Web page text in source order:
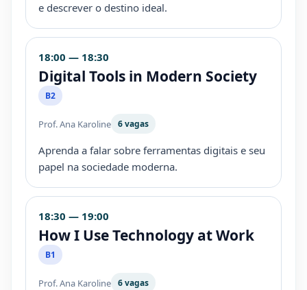
e descrever o destino ideal.
18:00 — 18:30
Digital Tools in Modern Society
B2
Prof. Ana Karoline 6 vagas
Aprenda a falar sobre ferramentas digitais e seu
papel na sociedade moderna.
18:30 — 19:00
How I Use Technology at Work
B1
Prof. Ana Karoline 6 vagas